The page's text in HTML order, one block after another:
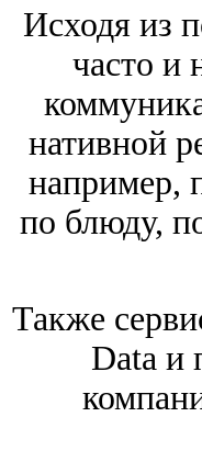
Исходя из
часто и
нативной
например,
по блюду,
Также
Data и